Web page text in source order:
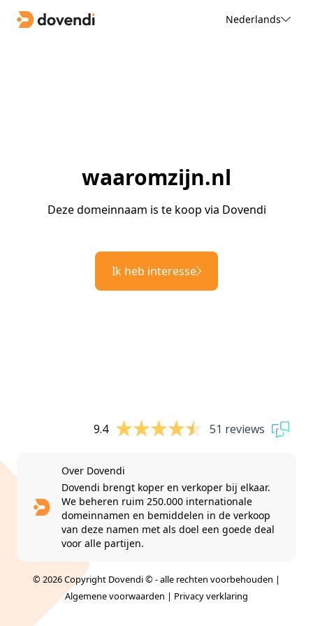
Nederlands
waaromzijn.nl
Deze domeinnaam is te koop via Dovendi
Ik heb interesse
9.4 51 reviews
Over Dovendi
Dovendi brengt koper en verkoper bij elkaar.
We beheren ruim 250.000 internationale
domeinnamen en bemiddelen in de verkoop
van deze namen met als doel een goede deal
voor alle partijen.
© 2026 Copyright Dovendi © - alle rechten voorbehouden |
Algemene voorwaarden | Privacy verklaring